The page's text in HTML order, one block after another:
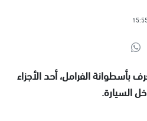
بأسطوانة الفرامل، أحد الأجزاء
السيارة.